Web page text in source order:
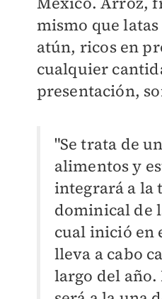
mismo que
atún, ricos en
cualquier
presentación,
"Se trata de
alimentos y
integrará a la
dominical de
cual inició en
lleva a cabo
largo del año.